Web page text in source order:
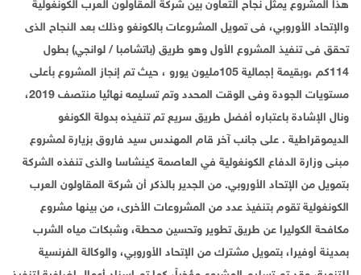
هذا المشروع يمثل نجاح التعاون بين شركة المقاولون العرب الكونغولية
والإتحاد الأوروبي، فى تمويل المشروعات بالكونغو وذلك بعد النجاح الذى
تحقق فى تنفيذ المشروع الأول وهو طريق (باتشامبا / لوانجي) بطول
114كم ،وبقيمة إجمالية 105مليون يورو ، حيث تم إنجاز المشروع بأعلى
مستويات الجودة وفى الوقت المحدد وتم تسليمه نهائيا منتصف 2019،
ونال الإشادة باعتباره أفضل طريق سريع تم تنفيذه بدولة الكونغو
الديموقراطية . على جانب آخر قام المهندس سيد فاروق بزيارة لمشروع
مبنى وزارة الدفاع الكونغولية في العاصمة كينشاسا والذى تنفذه الشركة
بتمويل من الإتحاد الأوروبي. من الجدير بالذكر أن شركة المقاولون العرب
الكونغولية تقوم بتنفيذ عدد من المشروعات الأخرى، من بينها مشروع
مكافحة الكوليرا عن طريق تطوير وتحسين محطة، وشبكات مياه الشرب
بمدينة أوفيرا، بتمويل مشترك من الإتحاد الأوروبي، والوكالة الفرنسية